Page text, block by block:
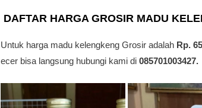
DAFTAR HARGA GROSIR MADU
Untuk harga madu kelengkeng Grosir adalah Rp.
ecer bisa langsung hubungi kami di085701003427.